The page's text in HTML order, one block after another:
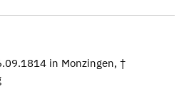
in Monzingen, †